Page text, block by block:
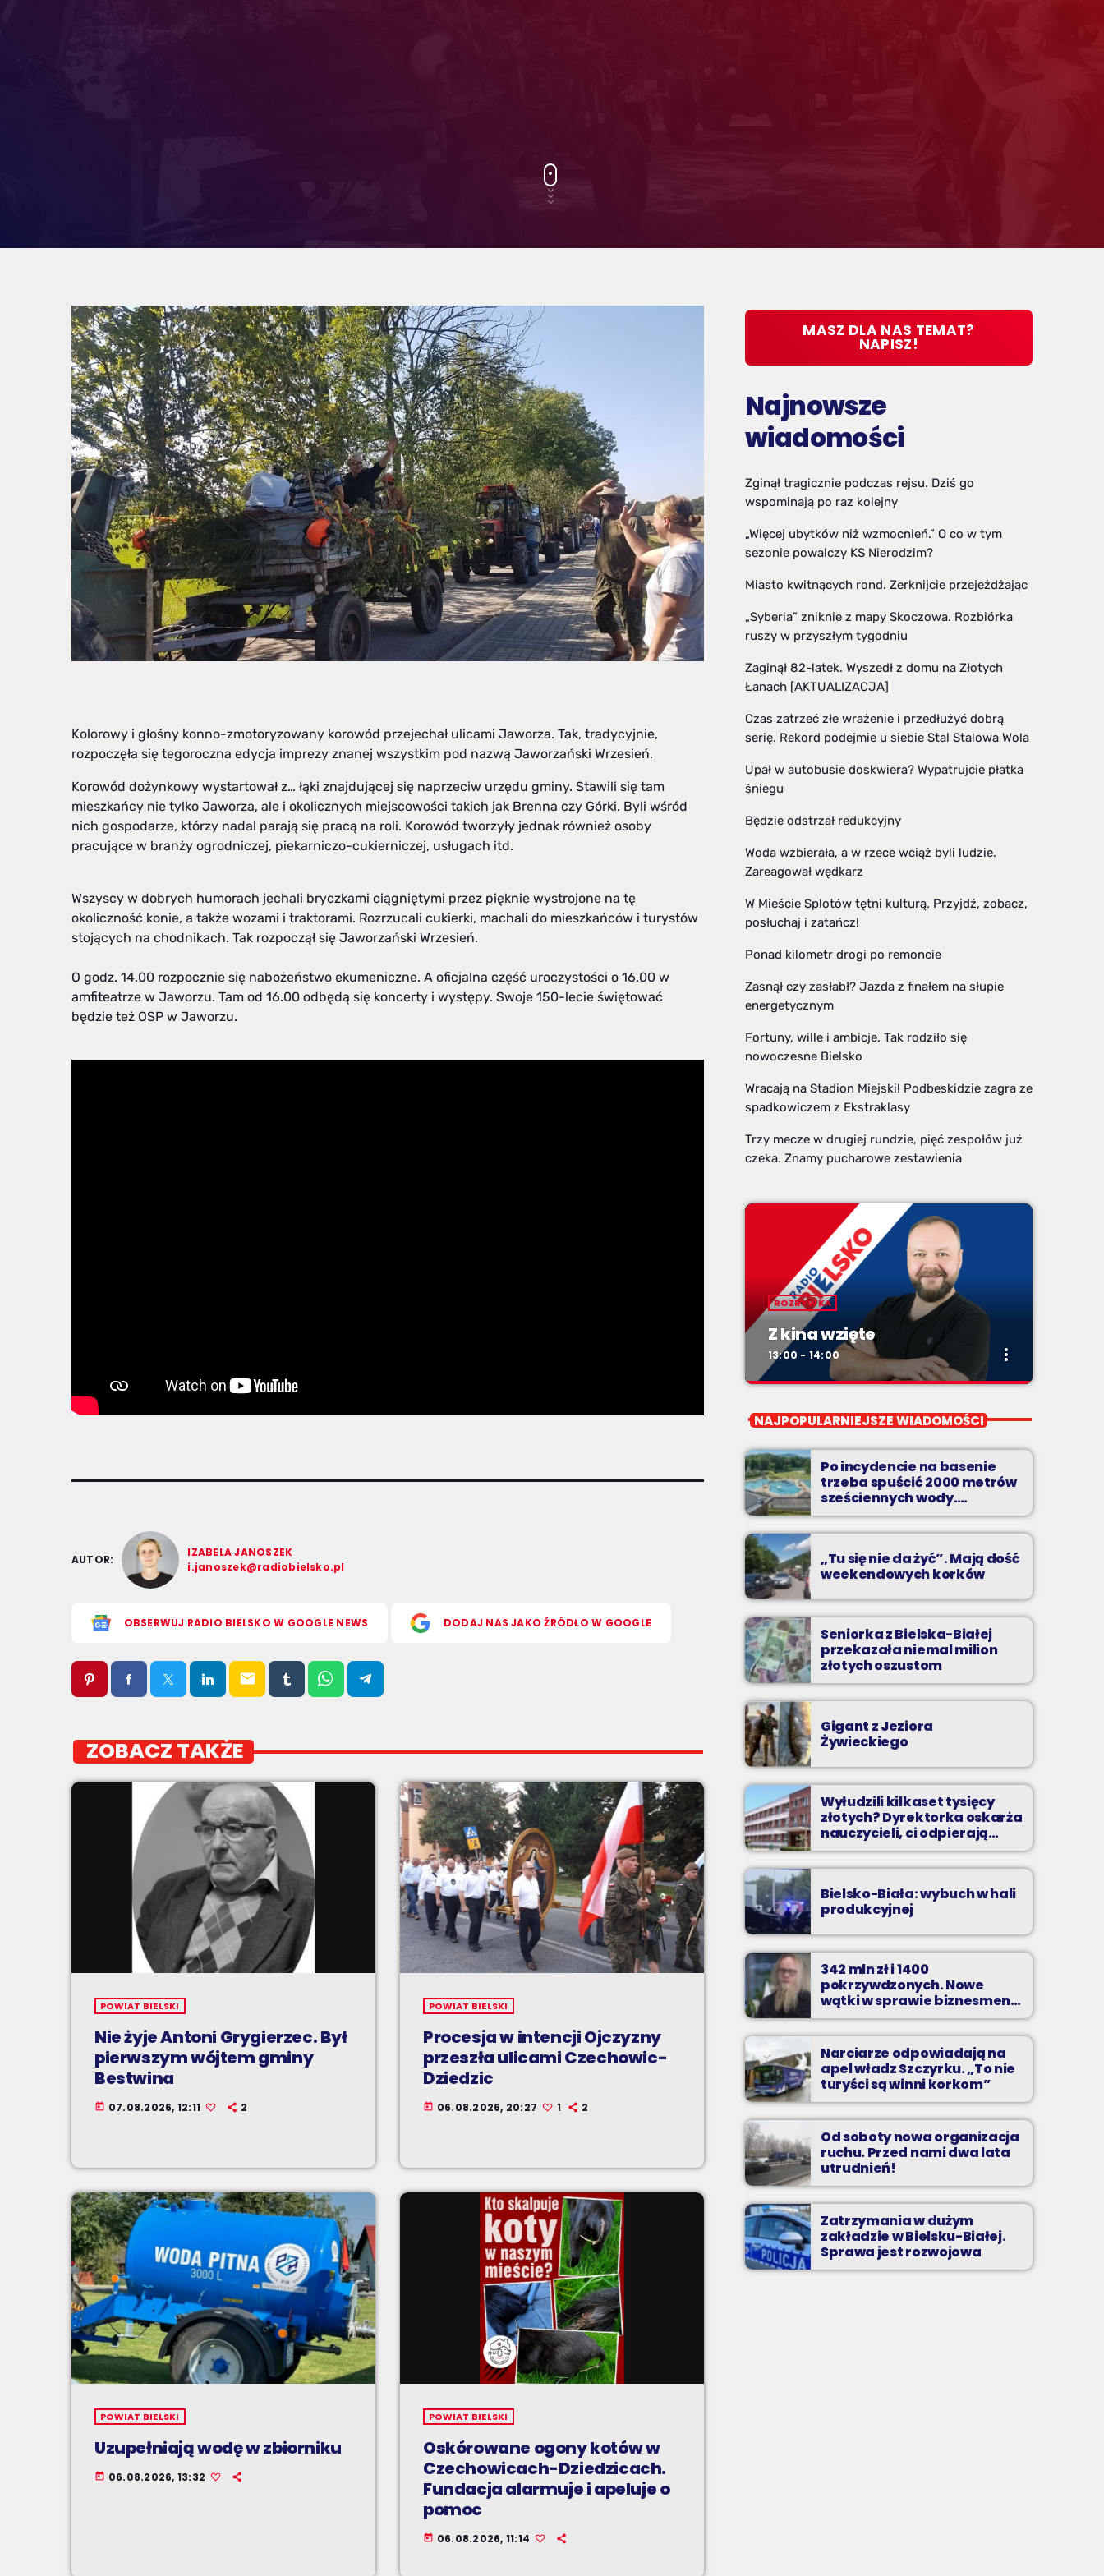
Kolorowy i głośny konno-zmotoryzowany korowód przejechał ulicami Jaworza. Tak, tradycyjnie,
rozpoczęła się tegoroczna edycja imprezy znanej wszystkim pod nazwą Jaworzański Wrzesień.
Korowód dożynkowy wystartował z… łąki znajdującej się naprzeciw urzędu gminy. Stawili się tam
mieszkańcy nie tylko Jaworza, ale i okolicznych miejscowości takich jak Brenna czy Górki. Byli wśród
nich gospodarze, którzy nadal parają się pracą na roli. Korowód tworzyły jednak również osoby
pracujące w branży ogrodniczej, piekarniczo-cukierniczej, usługach itd.
Wszyscy w dobrych humorach jechali bryczkami ciągniętymi przez pięknie wystrojone na tę
okoliczność konie, a także wozami i traktorami. Rozrzucali cukierki, machali do mieszkańców i turystów
stojących na chodnikach. Tak rozpoczął się Jaworzański Wrzesień.
O godz. 14.00 rozpocznie się nabożeństwo ekumeniczne. A oficjalna część uroczystości o 16.00 w
amfiteatrze w Jaworzu. Tam od 16.00 odbędą się koncerty i występy. Swoje 150-lecie świętować
będzie też OSP w Jaworzu.
AUTOR:
IZABELA JANOSZEK
i.janoszek@radiobielsko.pl
OBSERWUJ RADIO BIELSKO W GOOGLE NEWS DODAJ NAS JAKO ŹRÓDŁO W GOOGLE
email
ZOBACZ TAKŻE
POWIAT BIELSKI
Nie żyje Antoni Grygierzec. Był
pierwszym wójtem gminy
Bestwina
today 07.08.2026, 12:11 2
POWIAT BIELSKI
Procesja w intencji Ojczyzny
przeszła ulicami Czechowic-
Dziedzic
today 06.08.2026, 20:27 1 2
POWIAT BIELSKI
Uzupełniają wodę w zbiorniku
today 06.08.2026, 13:32
POWIAT BIELSKI
Oskórowane ogony kotów w
Czechowicach-Dziedzicach.
Fundacja alarmuje i apeluje o
pomoc
today 06.08.2026, 11:14
MASZ DLA NAS TEMAT?
NAPISZ!
Najnowsze
wiadomości
Zginął tragicznie podczas rejsu. Dziś go
wspominają po raz kolejny
„Więcej ubytków niż wzmocnień.” O co w tym
sezonie powalczy KS Nierodzim?
Miasto kwitnących rond. Zerknijcie przejeżdżając
„Syberia” zniknie z mapy Skoczowa. Rozbiórka
ruszy w przyszłym tygodniu
Zaginął 82-latek. Wyszedł z domu na Złotych
Łanach [AKTUALIZACJA]
Czas zatrzeć złe wrażenie i przedłużyć dobrą
serię. Rekord podejmie u siebie Stal Stalowa Wola
Upał w autobusie doskwiera? Wypatrujcie płatka
śniegu
Będzie odstrzał redukcyjny
Woda wzbierała, a w rzece wciąż byli ludzie.
Zareagował wędkarz
W Mieście Splotów tętni kulturą. Przyjdź, zobacz,
posłuchaj i zatańcz!
Ponad kilometr drogi po remoncie
Zasnął czy zasłabł? Jazda z finałem na słupie
energetycznym
Fortuny, wille i ambicje. Tak rodziło się
nowoczesne Bielsko
Wracają na Stadion Miejski! Podbeskidzie zagra ze
spadkowiczem z Ekstraklasy
Trzy mecze w drugiej rundzie, pięć zespołów już
czeka. Znamy pucharowe zestawienia
ROZRYWKA
Z kina wzięte
13:00 - 14:00 more_vert
Z kina wzięte
Z Kina Wzięte to audycja w której film
występuje roli głównej.
NAJPOPULARNIEJSZE WIADOMOŚCI
Po incydencie na basenie
trzeba spuścić 2000 metrów
sześciennych wody.
„Ogromne koszty i ogromna
praca”
„Tu się nie da żyć”. Mają dość
weekendowych korków
Seniorka z Bielska-Białej
przekazała niemal milion
złotych oszustom
Gigant z Jeziora
Żywieckiego
Wyłudzili kilkaset tysięcy
złotych? Dyrektorka oskarża
nauczycieli, ci odpierają
zarzuty
Bielsko-Biała: wybuch w hali
produkcyjnej
342 mln zł i 1400
pokrzywdzonych. Nowe
wątki w sprawie biznesmena
z Bielska-Białej
Narciarze odpowiadają na
apel władz Szczyrku. „To nie
turyści są winni korkom”
Od soboty nowa organizacja
ruchu. Przed nami dwa lata
utrudnień!
Zatrzymania w dużym
zakładzie w Bielsku-Białej.
Sprawa jest rozwojowa